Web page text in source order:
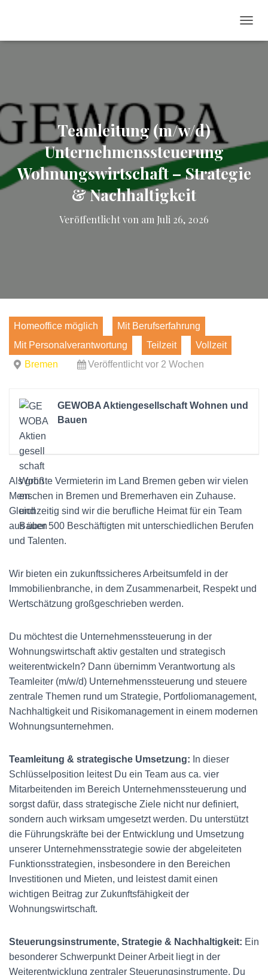
Teamleitung (m/w/d)
Unternehmenssteuerung
Wohnungswirtschaft – Strategie
& Nachhaltigkeit
Veröffentlicht von am Juli 26, 2026
Homeoffice möglich
Mit Berufserfahrung
Mit Personalverantwortung
Teilzeit
Vollzeit
Bremen
Veröffentlicht vor 2 Wochen
GEWOBA Aktiengesellschaft Wohnen und
Bauen
Als größte Vermieterin im Land Bremen geben wir vielen
Menschen in Bremen und Bremerhaven ein Zuhause.
Gleichzeitig sind wir die berufliche Heimat für ein Team
aus über 500 Beschäftigten mit unterschiedlichen Berufen
und Talenten.
Wir bieten ein zukunftssicheres Arbeitsumfeld in der
Immobilienbranche, in dem Zusammenarbeit, Respekt und
Wertschätzung großgeschrieben werden.
Du möchtest die Unternehmenssteuerung in der
Wohnungswirtschaft aktiv gestalten und strategisch
weiterentwickeln? Dann übernimm Verantwortung als
Teamleiter (m/w/d) Unternehmenssteuerung und steuere
zentrale Themen rund um Strategie, Portfoliomanagement,
Nachhaltigkeit und Risikomanagement in einem modernen
Wohnungsunternehmen.
Teamleitung & strategische Umsetzung: In dieser
Schlüsselposition leitest Du ein Team aus ca. vier
Mitarbeitenden im Bereich Unternehmenssteuerung und
sorgst dafür, dass strategische Ziele nicht nur definiert,
sondern auch wirksam umgesetzt werden. Du unterstützt
die Führungskräfte bei der Entwicklung und Umsetzung
unserer Unternehmensstrategie sowie der abgeleiteten
Funktionsstrategien, insbesondere in den Bereichen
Investitionen und Mieten, und leistest damit einen
wichtigen Beitrag zur Zukunftsfähigkeit der
Wohnungswirtschaft.
Steuerungsinstrumente, Strategie & Nachhaltigkeit: Ein
besonderer Schwerpunkt Deiner Arbeit liegt in der
Weiterentwicklung zentraler Steuerungsinstrumente. Du